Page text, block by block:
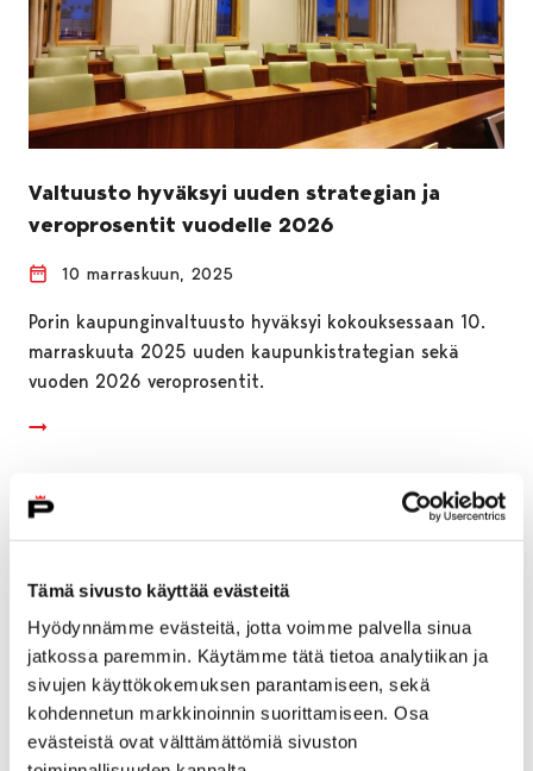
Tämä sivusto käyttää evästeitä
Hyödynnämme evästeitä, jotta voimme palvella sinua
jatkossa paremmin. Käytämme tätä tietoa analytiikan ja
sivujen käyttökokemuksen parantamiseen, sekä
kohdennetun markkinoinnin suorittamiseen. Osa
evästeistä ovat välttämättömiä sivuston
Valtuusto hyväksyi uuden strategian ja
veroprosentit vuodelle 2026
10 marraskuun, 2025
Porin kaupunginvaltuusto hyväksyi kokouksessaan 10.
marraskuuta 2025 uuden kaupunkistrategian sekä
vuoden 2026 veroprosentit.